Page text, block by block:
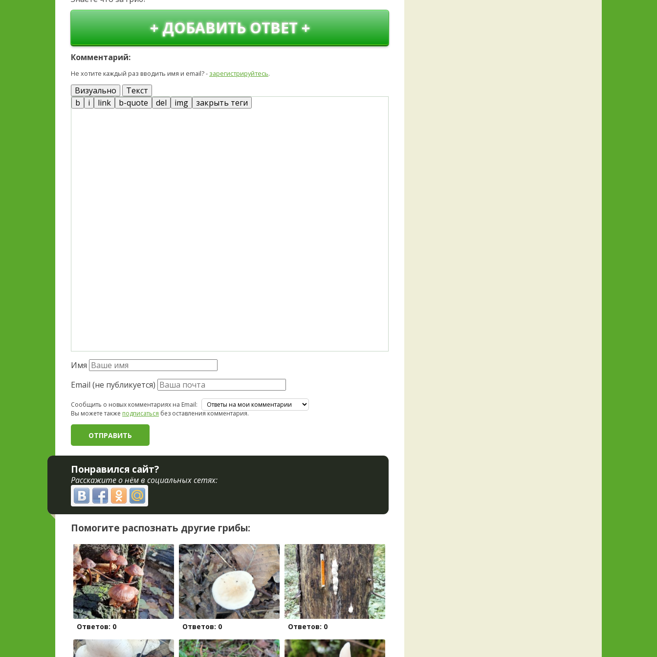
+ ДОБАВИТЬ ОТВЕТ +
Комментарий:
Не хотите каждый раз вводить имя и email? - зарегистрируйтесь.
Визуально Текст
Имя
Email (не публикуется)
Сообщить о новых комментариях на Email:
Вы можете также подписаться без оставления комментария.
Понравился сайт?
Расскажите о нём в социальных сетях:
Помогите распознать другие грибы:
Ответов: 0 Ответов: 0 Ответов: 0